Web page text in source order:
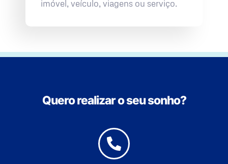
imóvel, veículo, viagens ou serviço.
Quero realizar o seu sonho?